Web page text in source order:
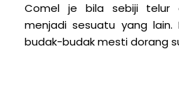
Comel je bila sebiji telur
menjadi sesuatu yang lain.
budak-budak mesti dorang